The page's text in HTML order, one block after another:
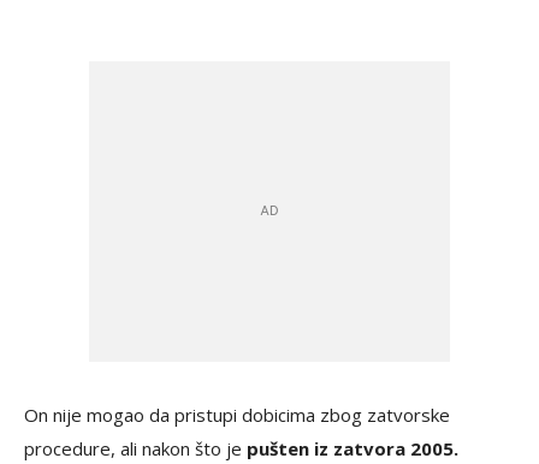
On nije mogao da pristupi dobicima zbog zatvorske
procedure, ali nakon što je pušten iz zatvora 2005.